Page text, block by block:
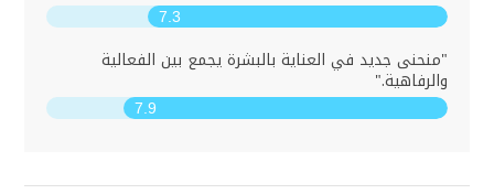
7.3
"منحنى جديد في العناية بالبشرة يجمع بين الفعالية
والرفاهية."
7.9